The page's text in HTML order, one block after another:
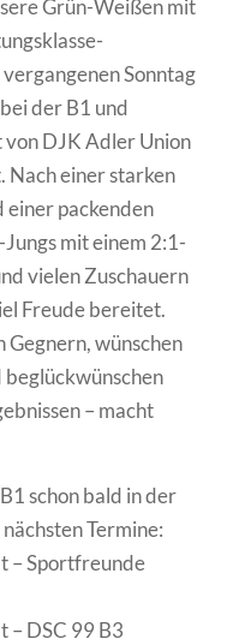
Grün-Weißen mit
Sonntag
der B1 und
DJK Adler Union
einer starken
einer packenden
mit einem 2:1-
vielen Zuschauern
Freude bereitet.
Gegnern, wünschen
beglückwünschen
– macht
schon bald in der
Termine:
– Sportfreunde
– DSC 99 B3